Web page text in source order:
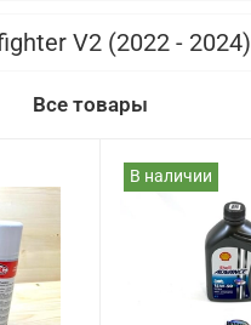
V2 (2022 - 2024)
Все товары
В наличии